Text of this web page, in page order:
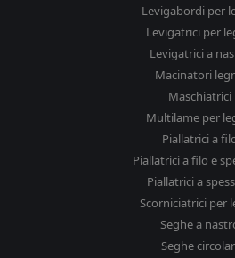
Levigabordi per
Levigatrici per
Levigatrici a
Macinatori
Maschiatrici
Multilame per
Piallatrici a
Piallatrici a filo e
Piallatrici a
Scorniciatrici per
Seghe a
Seghe